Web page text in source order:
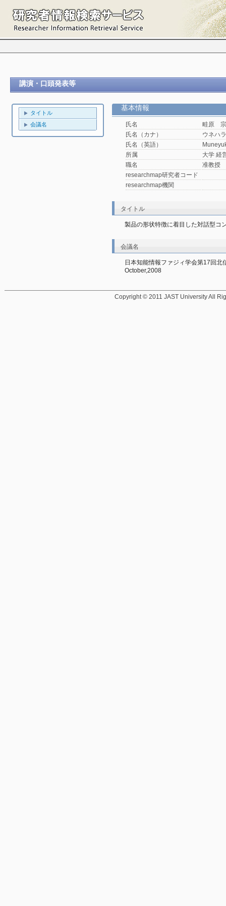
講演・口頭発表等
タイトル
会議名
基本情報
氏名
畦原
氏名（カナ）
ウネハ
氏名（英語）
所属
大学 経
職名
准教授
researchmap研究者コード
researchmap機関
タイトル
製品の形状特徴に着目した対話型コ
会議名
日本知能情報ファジィ学会第17回
October,2008